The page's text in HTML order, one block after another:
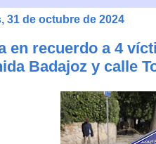
31 de octubre de 2024
en recuerdo a 4
Badajoz y calle